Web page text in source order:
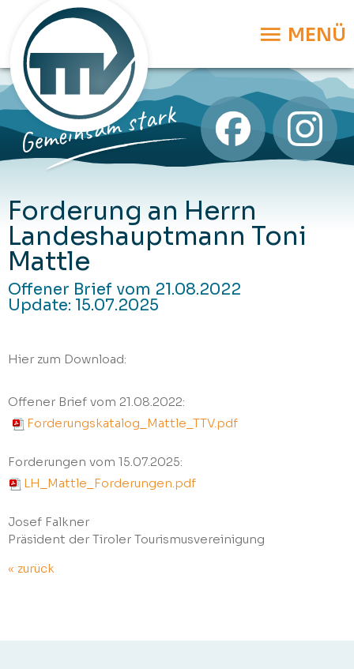
MENÜ
Forderung an Herrn
Landeshauptmann Toni
Mattle
Offener Brief vom 21.08.2022
Update: 15.07.2025
Hier zum Download:
Offener Brief vom 21.08.2022:
Forderungskatalog_Mattle_TTV.pdf
Forderungen vom 15.07.2025:
LH_Mattle_Forderungen.pdf
Josef Falkner
Präsident der Tiroler Tourismusvereinigung
« zurück